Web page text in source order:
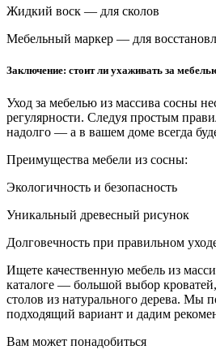
Жидкий воск — для сколов
Мебельный маркер — для
Заключение: стоит ли ухаживать за
Уход за мебелью из массива сосны
регулярности. Следуя простым
надолго — а в вашем доме всегда
Преимущества мебели из сосны:
Экологичность и безопасность
Уникальный древесный рисунок
Долговечность при правильном
Ищете качественную мебель из
каталоге — большой выбор
столов из натурального дерева. Мы
подходящий вариант и дадим
Вам может понадобиться